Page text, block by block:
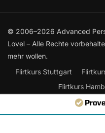
© 2006–2026 Advanced
Lovel – Alle Rechte
mehr wollen.
Flirtkurs Stuttgart
Flirtkurs
Frauen
Flirtkurse Online